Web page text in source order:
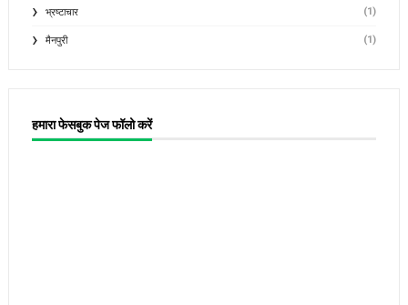
भ्रष्टाचार (1)
मैनपुरी (1)
हमारा फेसबुक पेज फॉलो करें